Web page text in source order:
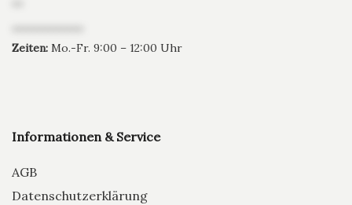
Zeiten: Mo.-Fr. 9:00 – 12:00 Uhr
Informationen & Service
AGB
Datenschutzerklärung